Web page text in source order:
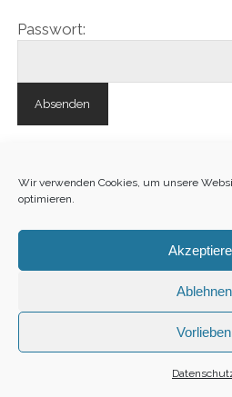
Wir verwenden Cookies, um unsere
optimieren.
Ablehnen
Vorlieben
Passwort:
Sitemap·Impressum·
Oldenburg